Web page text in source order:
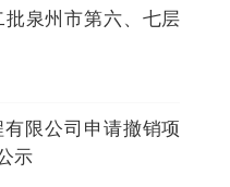
批泉州市第六、七层
限公司申请撤销项
示